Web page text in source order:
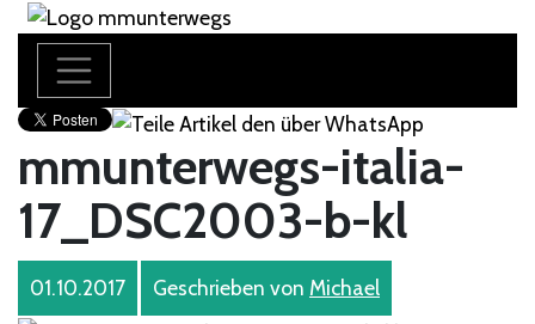
mmunterwegs-italia-
17_DSC2003-b-kl
01.10.2017 Geschrieben von Michael